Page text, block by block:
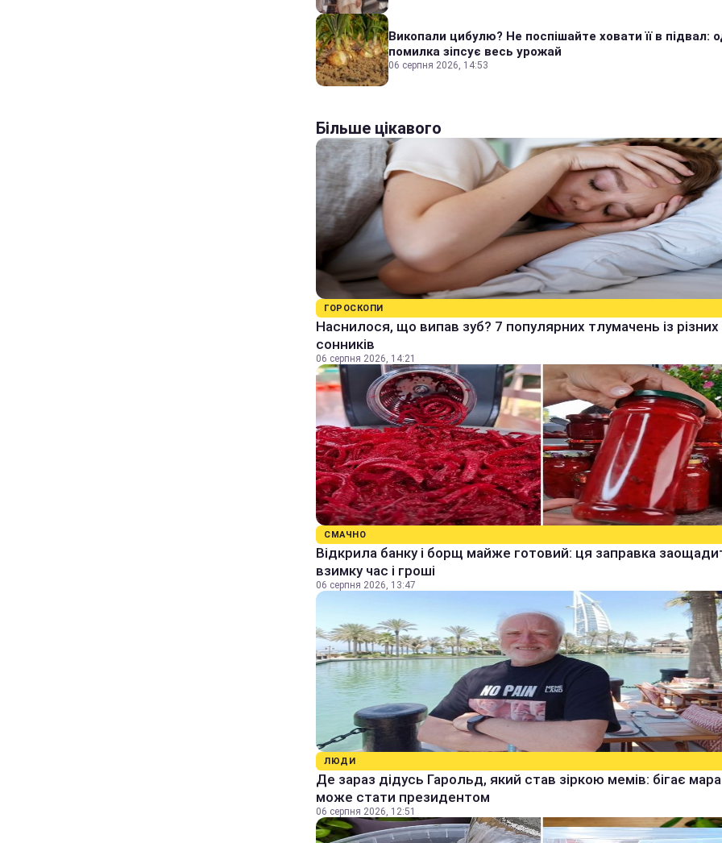
Викопали цибулю? Не поспішайте ховати її в підвал:
помилка зіпсує весь урожай
06 серпня 2026, 14:53
Більше цікавого
ГОРОСКОПИ
Наснилося, що випав зуб? 7 популярних тлумачень із різних
сонників
06 серпня 2026, 14:21
СМАЧНО
Відкрила банку і борщ майже готовий: ця заправка
взимку час і гроші
06 серпня 2026, 13:47
ЛЮДИ
Де зараз дідусь Гарольд, який став зіркою мемів: бігає
може стати президентом
06 серпня 2026, 12:51